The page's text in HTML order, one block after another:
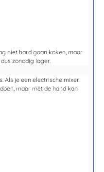
niet hard gaan koken, maar
zonodig lager.
Als je een electrische mixer
maar met de hand kan